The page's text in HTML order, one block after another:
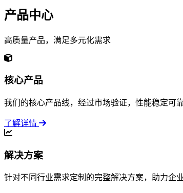
产品中心
高质量产品，满足多元化需求
核心产品
我们的核心产品线，经过市场验证，性能稳定可靠
了解详情
解决方案
针对不同行业需求定制的完整解决方案，助力企